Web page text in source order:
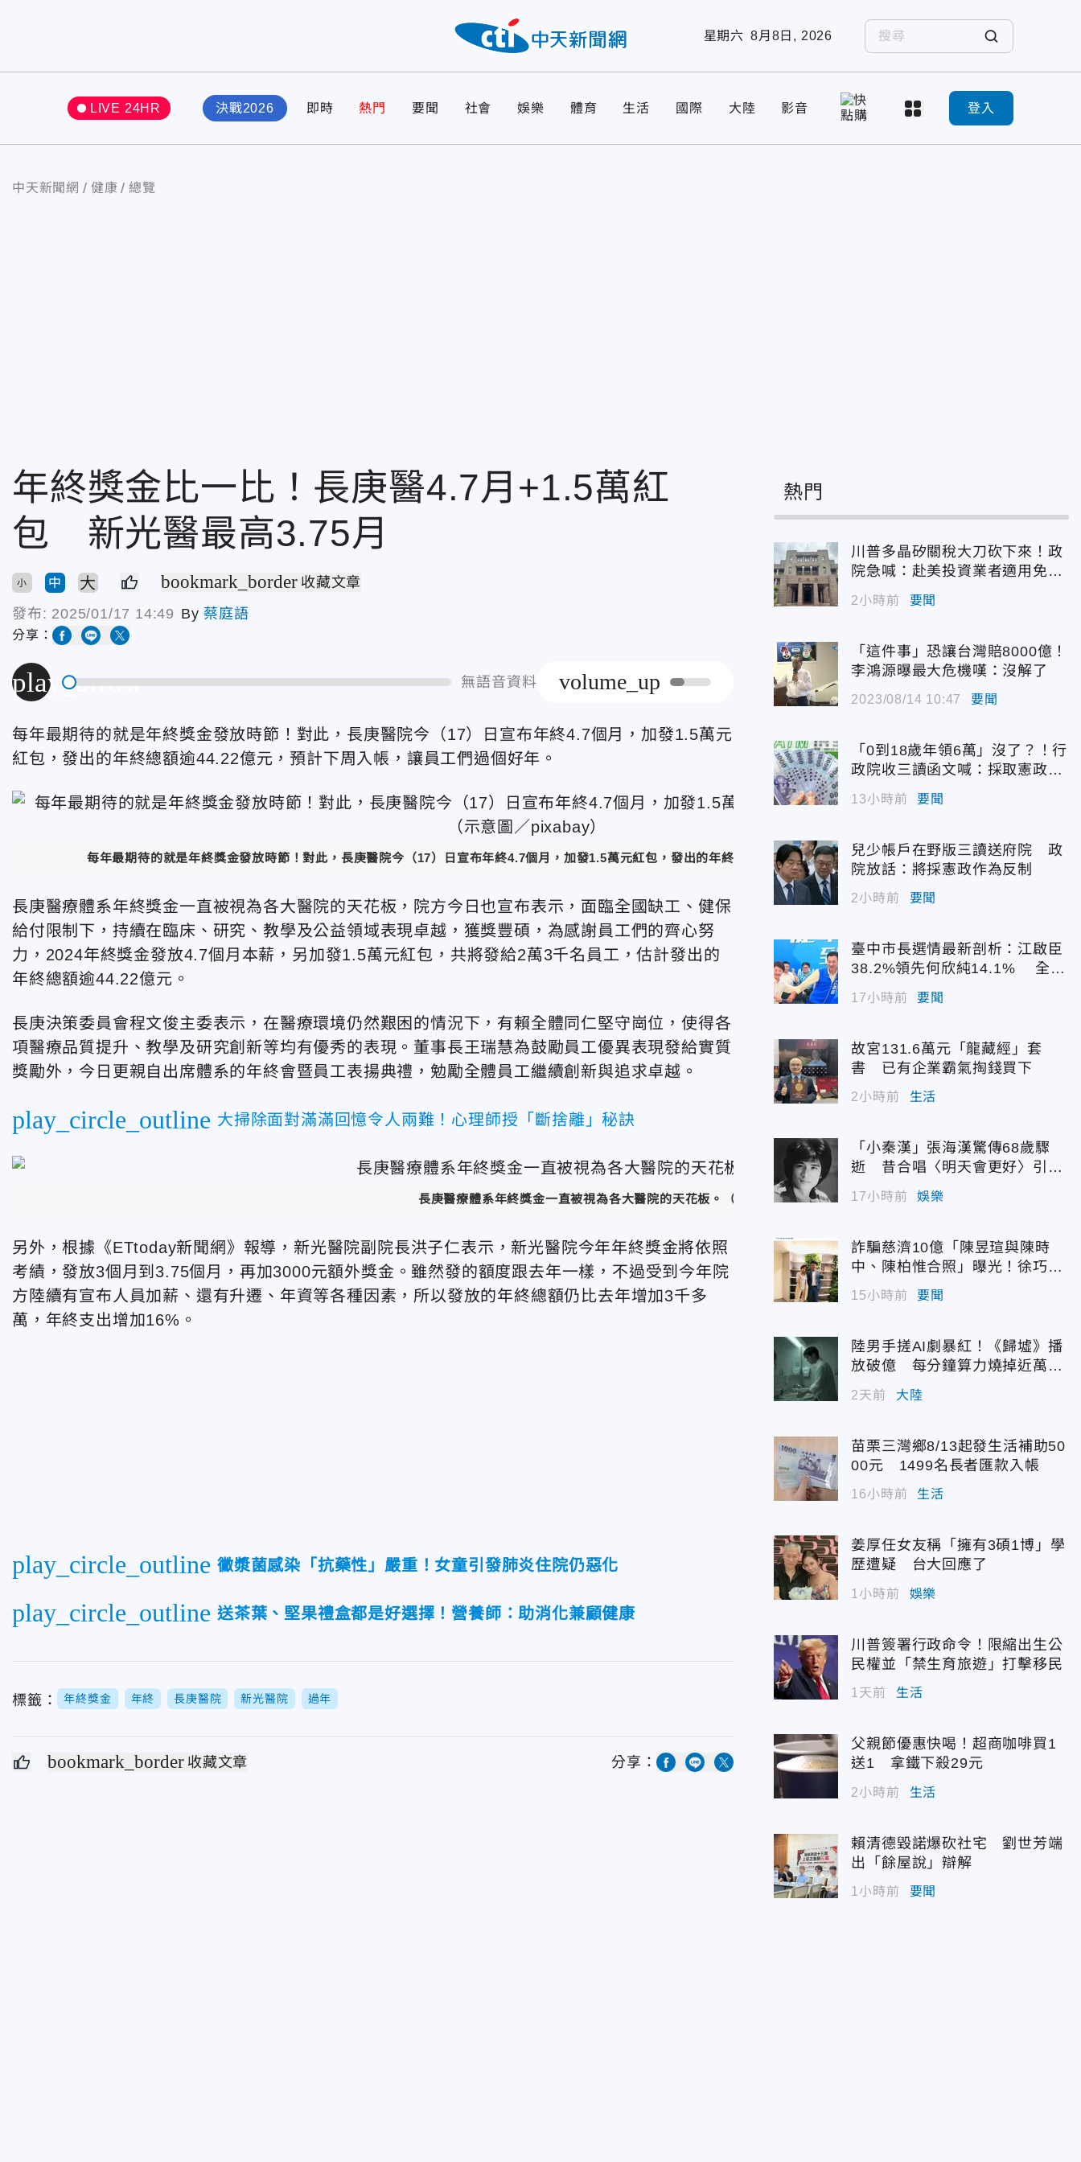
星期六 8月8日, 2026
LIVE 24HR 決戰2026 即時 熱門 要聞 社會 娛樂 體育 生活 國際 大陸 影音 登入
中天新聞網 健康 總覽
年終獎金比一比！長庚醫4.7月+1.5萬紅
包 新光醫最高3.75月
小 中 大 bookmark_border 收藏文章
發布: 2025/01/17 14:49 By 蔡庭語
分享：
play_arrow 無語音資料 volume_up
每年最期待的就是年終獎金發放時節！對此，長庚醫院今（17）日宣布年終4.7個月，加發1.5萬元
紅包，發出的年終總額逾44.22億元，預計下周入帳，讓員工們過個好年。
每年最期待的就是年終獎金發放時節！對此，長庚醫院今（17）日宣布年終4.7個月，加發1.5萬元紅包，發出的年終總額逾44.22億元。（示意圖／pixabay）
長庚醫療體系年終獎金一直被視為各大醫院的天花板，院方今日也宣布表示，面臨全國缺工、健保
給付限制下，持續在臨床、研究、教學及公益領域表現卓越，獲獎豐碩，為感謝員工們的齊心努
力，2024年終獎金發放4.7個月本薪，另加發1.5萬元紅包，共將發給2萬3千名員工，估計發出的
年終總額逾44.22億元。
長庚決策委員會程文俊主委表示，在醫療環境仍然艱困的情況下，有賴全體同仁堅守崗位，使得各
項醫療品質提升、教學及研究創新等均有優秀的表現。董事長王瑞慧為鼓勵員工優異表現發給實質
獎勵外，今日更親自出席體系的年終會暨員工表揚典禮，勉勵全體員工繼續創新與追求卓越。
play_circle_outline 大掃除面對滿滿回憶令人兩難！心理師授「斷捨離」秘訣
長庚醫療體系年終獎金一直被視為各大醫院的天花板。（圖／長庚醫院提供）
另外，根據《ETtoday新聞網》報導，新光醫院副院長洪子仁表示，新光醫院今年年終獎金將依照
考績，發放3個月到3.75個月，再加3000元額外獎金。雖然發的額度跟去年一樣，不過受到今年院
方陸續有宣布人員加薪、還有升遷、年資等各種因素，所以發放的年終總額仍比去年增加3千多
萬，年終支出增加16%。
play_circle_outline 黴漿菌感染「抗藥性」嚴重！女童引發肺炎住院仍惡化
play_circle_outline 送茶葉、堅果禮盒都是好選擇！營養師：助消化兼顧健康
標籤： 年終獎金 年終 長庚醫院 新光醫院 過年
bookmark_border 收藏文章 分享：
熱門
川普多晶矽關稅大刀砍下來！政
院急喊：赴美投資業者適用免稅
配額
2小時前 要聞
「這件事」恐讓台灣賠8000億！
李鴻源曝最大危機嘆：沒解了
2023/08/14 10:47 要聞
「0到18歲年領6萬」沒了？！行
政院收三讀函文喊：採取憲政作
13小時前 要聞
兒少帳戶在野版三讀送府院 政
院放話：將採憲政作為反制
2小時前 要聞
臺中市長選情最新剖析：江啟臣
38.2%領先何欣純14.1% 全世
代支持度全面居首
17小時前 要聞
故宮131.6萬元「龍藏經」套
書 已有企業霸氣掏錢買下
2小時前 生活
「小秦漢」張海漢驚傳68歲驟
逝 昔合唱〈明天會更好〉引追
17小時前 娛樂
詐騙慈濟10億「陳昱瑄與陳時
中、陳柏惟合照」曝光！徐巧芯
震撼出手
15小時前 要聞
陸男手搓AI劇暴紅！《歸墟》播
放破億 每分鐘算力燒掉近萬台
2天前 大陸
苗栗三灣鄉8/13起發生活補助50
00元 1499名長者匯款入帳
16小時前 生活
姜厚任女友稱「擁有3碩1博」學
歷遭疑 台大回應了
1小時前 娛樂
川普簽署行政命令！限縮出生公
民權並「禁生育旅遊」打擊移民
1天前 生活
父親節優惠快喝！超商咖啡買1
送1 拿鐵下殺29元
2小時前 生活
賴清德毀諾爆砍社宅 劉世芳端
出「餘屋說」辯解
1小時前 要聞